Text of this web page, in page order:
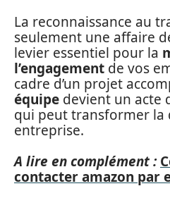
La reconnaissance au
seulement une affaire
levier essentiel pour la
l’engagement de vos
cadre d’un projet
équipe devient un acte
qui peut transformer la
entreprise.
A lire en complément :
contacter amazon par